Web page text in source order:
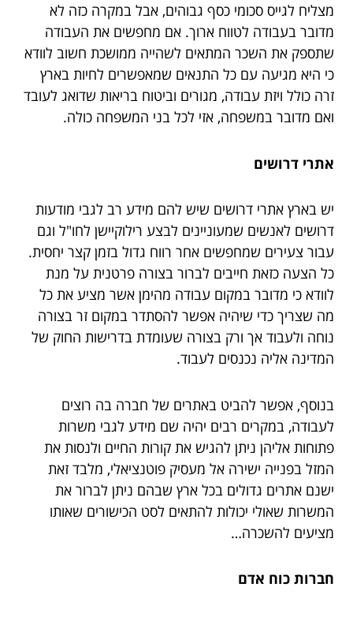
מצליח לגייס סכומי כסף גבוהים, אבל במקרה כזה לא
מדובר בעבודה לטווח ארוך. אם מחפשים את העבודה
שתספק את השכר המתאים לשהייה ממושכת חשוב לוודא
כי היא מגיעה עם כל התנאים שמאפשרים לחיות בארץ
זרה כולל ויזת עבודה, מגורים וביטוח בריאות שדואג לעובד
ואם מדובר במשפחה, אזי לכל בני המשפחה כולה.
אתרי דרושים
יש בארץ אתרי דרושים שיש להם מידע רב לגבי מודעות
דרושים לאנשים שמעוניינים לבצע רילוקיישן לחו"ל וגם
עבור צעירים שמחפשים אחר רווח גדול בזמן קצר יחסית.
כל הצעה כזאת חייבים לברור בצורה פרטנית על מנת
לוודא כי מדובר במקום עבודה מהימן אשר מציע את כל
מה שצריך כדי שיהיה אפשר להסתדר במקום זר בצורה
נוחה ולעבוד אך ורק בצורה שעומדת בדרישות החוק של
המדינה אליה נכנסים לעבוד.
בנוסף, אפשר להביט באתרים של חברה בה רוצים
לעבודה, במקרים רבים יהיה שם מידע לגבי משרות
פתוחות אליהן ניתן להגיש את קורות החיים ולנסות את
המזל בפנייה ישירה אל מעסיק פוטנציאלי, מלבד זאת
ישנם אתרים גדולים בכל ארץ שבהם ניתן לברור את
המשרות שאולי יכולות להתאים לסט הכישורים שאותו
מציעים להשכרה…
חברות כוח אדם